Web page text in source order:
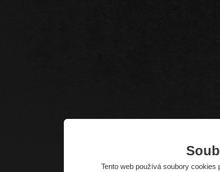
Tento web používá soubory